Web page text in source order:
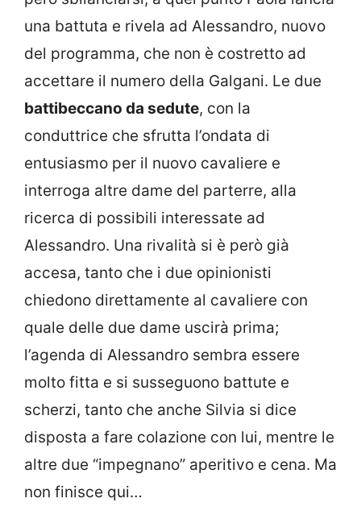
una battuta e rivela ad Alessandro, nuovo
del programma, che non è costretto ad
accettare il numero della Galgani. Le due
battibeccano da sedute, con la
conduttrice che sfrutta l’ondata di
entusiasmo per il nuovo cavaliere e
interroga altre dame del parterre, alla
ricerca di possibili interessate ad
Alessandro. Una rivalità si è però già
accesa, tanto che i due opinionisti
chiedono direttamente al cavaliere con
quale delle due dame uscirà prima;
l’agenda di Alessandro sembra essere
molto fitta e si susseguono battute e
scherzi, tanto che anche Silvia si dice
disposta a fare colazione con lui, mentre le
altre due “impegnano” aperitivo e cena. Ma
non finisce qui…